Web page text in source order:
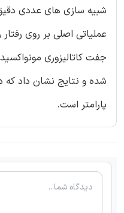
شبیه سازی های عددی دقیق
عملیاتی اصلی بر روی
جفت کاتالیزوری
شده و نتایج نشان داد
پارامتر است.